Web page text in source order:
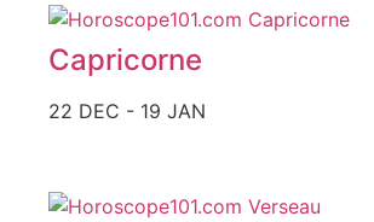
Capricorne
22 DEC - 19 JAN